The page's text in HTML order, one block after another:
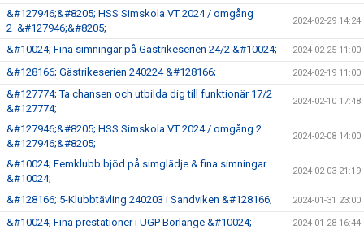
&#127946;&#8205; HSS Simskola VT 2024 / omgång
2 &#127946;&#8205;
2024-02-29 14:24
&#10024; Fina simningar på Gästrikeserien 24/2 &#10024; 2024-02-25 11:00
&#128166; Gästrikeserien 240224 &#128166; 2024-02-19 11:00
&#127774; Ta chansen och utbilda dig till funktionär 17/2
&#127774;
2024-02-10 17:48
&#127946;&#8205; HSS Simskola VT 2024 / omgång 2
&#127946;&#8205;
2024-02-08 14:00
&#10024; Femklubb bjöd på simglädje & fina simningar
&#10024;
2024-02-03 21:19
&#128166; 5-Klubbtävling 240203 i Sandviken &#128166; 2024-01-31 23:00
&#10024; Fina prestationer i UGP Borlänge &#10024; 2024-01-28 16:44